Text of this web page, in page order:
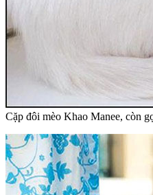
Cặp đôi mèo Khao Manee, còn